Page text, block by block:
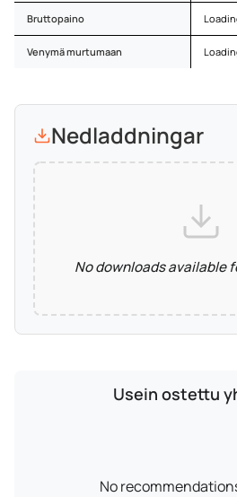
Bruttopaino
Venymä murtumaan
Nedladdningar
No downloads available
Usein ostettu
No